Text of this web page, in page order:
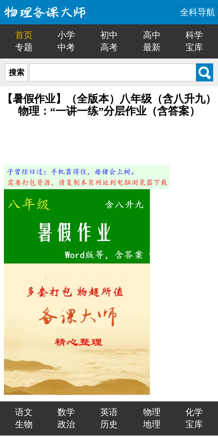
全科导航
首页 小学 初中 高中
科学
专题
中考 高考 最新 宝库
搜索
【暑假作业】（全版本）八年级（含八升九）
物理：“一讲一练”分层作业（含答案）
语文 数学 英语 物理
化学
生物
政治 历史 地理 宝库